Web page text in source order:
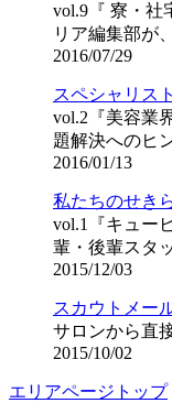
vol.9『 寮・社
リア編集部が
2016/07/29
スペシャリス
vol.2『美容業
題解決へのヒ
2016/01/13
私たちのせき
vol.1『キュー
輩・後輩スタ
2015/12/03
スカウトメー
サロンから直
2015/10/02
エリアページトップ